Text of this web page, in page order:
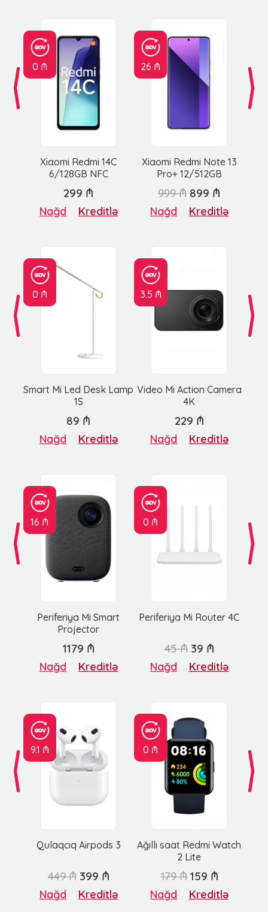
0 ₼
Xiaomi Redmi 14C
6/128GB NFC
26 ₼
Xiaomi Redmi Note 13
Pro+ 12/512GB
299 ₼
Nağd Kreditlə
999 ₼ 899 ₼
Nağd Kreditlə
0 ₼
Smart Mi Led Desk Lamp
1S
3.5 ₼
Video Mi Action Camera
4K
89 ₼
Nağd Kreditlə
229 ₼
Nağd Kreditlə
16 ₼
Periferiya Mi Smart
Projector
0 ₼
Periferiya Mi Router 4C
1179 ₼
Nağd Kreditlə
45 ₼ 39 ₼
Nağd Kreditlə
9.1 ₼
Qulaqcıq Airpods 3
0 ₼
Ağıllı saat Redmi Watch
2 Lite
449 ₼ 399 ₼
Nağd Kreditlə
179 ₼ 159 ₼
Nağd Kreditlə